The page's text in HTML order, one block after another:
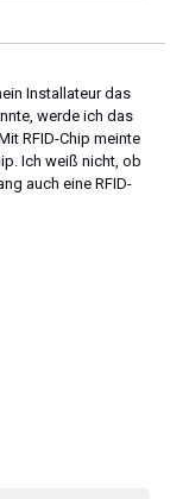
Installateur das
werde ich das
RFID-Chip meinte
Ich weiß nicht, ob
auch eine RFID-